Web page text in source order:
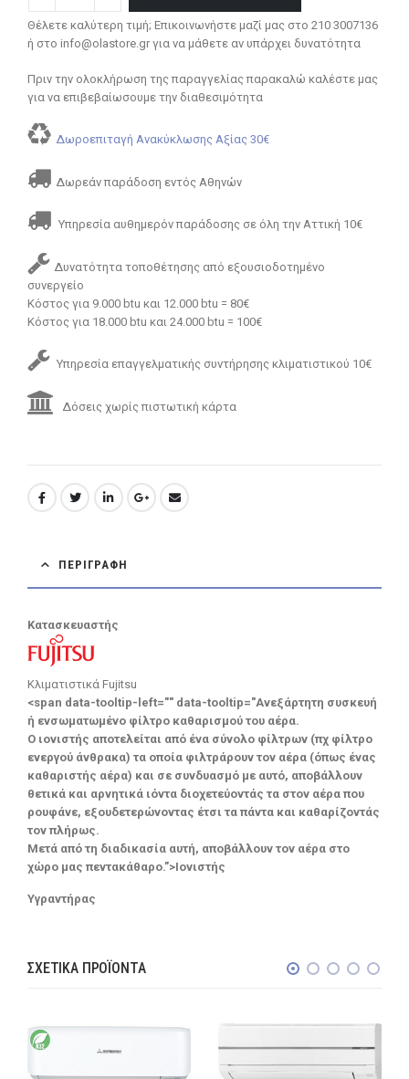
Θέλετε καλύτερη τιμή; Επικοινωνήστε μαζί μας στο 210 3007136
ή στο info@olastore.gr για να μάθετε αν υπάρχει δυνατότητα
Πριν την ολοκλήρωση της παραγγελίας παρακαλώ καλέστε μας
για να επιβεβαίωσουμε την διαθεσιμότητα
Δωροεπιταγή Ανακύκλωσης Αξίας 30€
Δωρεάν παράδοση εντός Αθηνών
Υπηρεσία αυθημερόν παράδοσης σε όλη την Αττική 10€
Δυνατότητα τοποθέτησης από εξουσιοδοτημένο
συνεργείο
Κόστος για 9.000 btu και 12.000 btu = 80€
Κόστος για 18.000 btu και 24.000 btu = 100€
Υπηρεσία επαγγελματικής συντήρησης κλιματιστικού 10€
Δόσεις χωρίς πιστωτική κάρτα
ΠΕΡΙΓΡΑΦΉ
Κατασκευαστής
Κλιματιστικά Fujitsu
<span data-tooltip-left="" data-tooltip="Ανεξάρτητη συσκευή
ή ενσωματωμένο φίλτρο καθαρισμού του αέρα.
Ο ιονιστής αποτελείται από ένα σύνολο φίλτρων (πχ φίλτρο
ενεργού άνθρακα) τα οποία φιλτράρουν τον αέρα (όπως ένας
καθαριστής αέρα) και σε συνδυασμό με αυτό, αποβάλλουν
θετικά και αρνητικά ιόντα διοχετεύοντάς τα στον αέρα που
ρουφάνε, εξουδετερώνοντας έτσι τα πάντα και καθαρίζοντάς
τον πλήρως.
Μετά από τη διαδικασία αυτή, αποβάλλουν τον αέρα στο
χώρο μας πεντακάθαρο.”>Ιονιστής
Υγραντήρας
ΣΧΕΤΙΚΆ ΠΡΟΪΌΝΤΑ